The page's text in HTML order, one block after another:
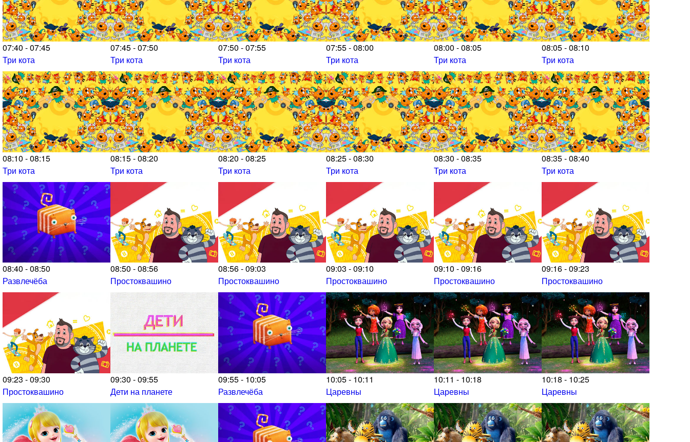
07:40 - 07:45
Три кота
07:45 - 07:50
Три кота
07:50 - 07:55
Три кота
07:55 - 08:00
Три кота
08:00 - 08:05
Три кота
08:05 - 08:10
Три кота
08:10 - 08:15
Три кота
08:15 - 08:20
Три кота
08:20 - 08:25
Три кота
08:25 - 08:30
Три кота
08:30 - 08:35
Три кота
08:35 - 08:40
Три кота
08:40 - 08:50
Развлечёба
08:50 - 08:56
Простоквашино
08:56 - 09:03
Простоквашино
09:03 - 09:10
Простоквашино
09:10 - 09:16
Простоквашино
09:16 - 09:23
Простоквашино
09:23 - 09:30
Простоквашино
09:30 - 09:55
Дети на планете
09:55 - 10:05
Развлечёба
10:05 - 10:11
Царевны
10:11 - 10:18
Царевны
10:18 - 10:25
Царевны